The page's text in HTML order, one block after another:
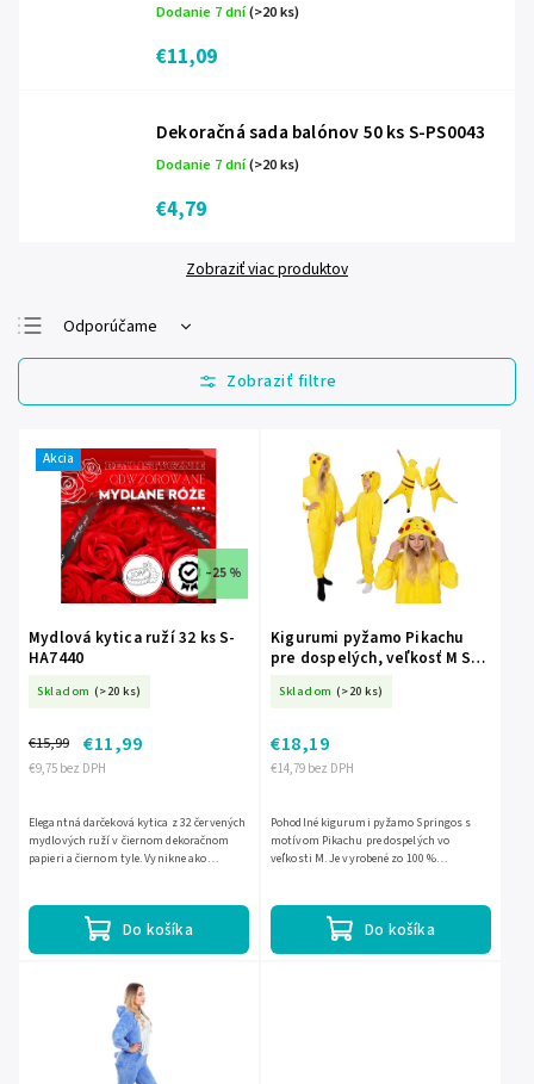
Dodanie 7 dní(>20 ks)
€11,09
Dekoračná sada balónov 50 ks S-PS0043
Dodanie 7 dní(>20 ks)
€4,79
Zobraziť viac produktov
Odporúčame
Najlacnejšie
Najdrahšie
Abecedne
Akcia
–25 %
Mydlová kytica ruží 32 ks S-
HA7440
Skladom (>20 ks)
€9,75 bez DPH
€15,99 €11,99
Do košíka
Elegantná darčeková kytica z 32 červených
mydlových ruží v čiernom dekoračnom
papieri a čiernom tyle. Vynikne ako
Kigurumi pyžamo Pikachu
pre dospelých, veľkosť M S-
Skladom (>20 ks)
€14,79 bez DPH
€18,19
Do košíka
Pohodlné kigurumi pyžamo Springos s
motívom Pikachu pre dospelých vo
veľkosti M. Je vyrobené zo 100 %